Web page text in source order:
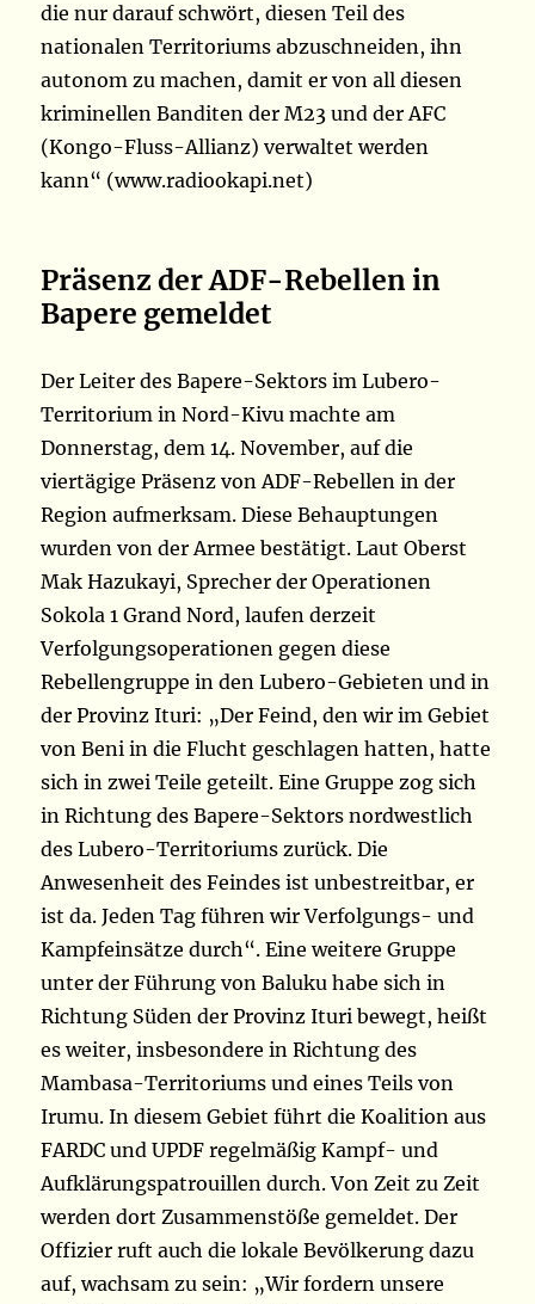
die nur darauf schwört, diesen Teil des
nationalen Territoriums abzuschneiden, ihn
autonom zu machen, damit er von all diesen
kriminellen Banditen der M23 und der AFC
(Kongo-Fluss-Allianz) verwaltet werden
kann“ (www.radiookapi.net)
Präsenz der ADF-Rebellen in
Bapere gemeldet
Der Leiter des Bapere-Sektors im Lubero-
Territorium in Nord-Kivu machte am
Donnerstag, dem 14. November, auf die
viertägige Präsenz von ADF-Rebellen in der
Region aufmerksam. Diese Behauptungen
wurden von der Armee bestätigt. Laut Oberst
Mak Hazukayi, Sprecher der Operationen
Sokola 1 Grand Nord, laufen derzeit
Verfolgungsoperationen gegen diese
Rebellengruppe in den Lubero-Gebieten und in
der Provinz Ituri: „Der Feind, den wir im Gebiet
von Beni in die Flucht geschlagen hatten, hatte
sich in zwei Teile geteilt. Eine Gruppe zog sich
in Richtung des Bapere-Sektors nordwestlich
des Lubero-Territoriums zurück. Die
Anwesenheit des Feindes ist unbestreitbar, er
ist da. Jeden Tag führen wir Verfolgungs- und
Kampfeinsätze durch“. Eine weitere Gruppe
unter der Führung von Baluku habe sich in
Richtung Süden der Provinz Ituri bewegt, heißt
es weiter, insbesondere in Richtung des
Mambasa-Territoriums und eines Teils von
Irumu. In diesem Gebiet führt die Koalition aus
FARDC und UPDF regelmäßig Kampf- und
Aufklärungspatrouillen durch. Von Zeit zu Zeit
werden dort Zusammenstöße gemeldet. Der
Offizier ruft auch die lokale Bevölkerung dazu
auf, wachsam zu sein: „Wir fordern unsere